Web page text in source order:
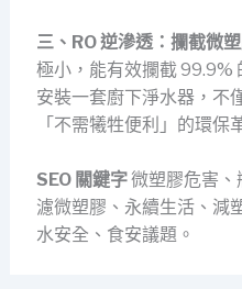
三、RO 逆滲透：攔截微
極小，能有效攔截 99.9%
安裝一套廚下淨水器，不
「不需犧牲便利」的環保
SEO 關鍵字微塑膠危害、
濾微塑膠、永續生活、減
水安全、食安議題。